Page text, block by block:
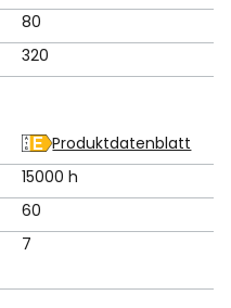
80
320
Produktdatenblatt
15000 h
60
7